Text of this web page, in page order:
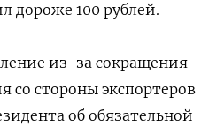
дороже 100 рублей.
из-за сокращения
со стороны экспортеров
об обязательной